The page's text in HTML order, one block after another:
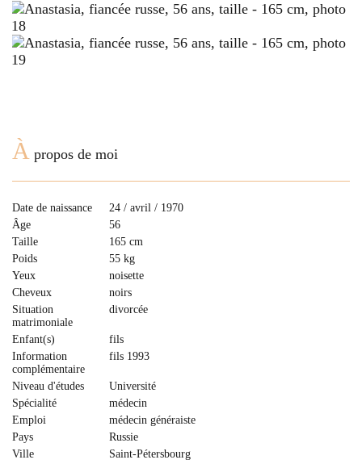
À propos de moi
Date de naissance
24 / avril / 1970
Âge
56
Taille
165 cm
Poids
55 kg
Yeux
noisette
Cheveux
noirs
Situation
matrimoniale
divorcée
Enfant(s)
fils
Information
complémentaire
fils 1993
Niveau d'études
Université
Spécialité
médecin
Emploi
médecin généraiste
Pays
Russie
Ville
Saint-Pétersbourg